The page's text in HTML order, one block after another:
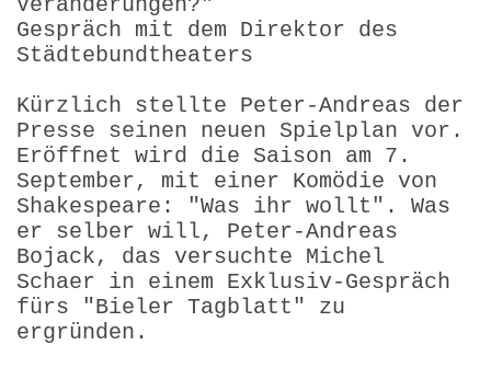
Gespräch mit dem Direktor des
Städtebundtheaters
Kürzlich stellte Peter-Andreas der
Presse seinen neuen Spielplan vor.
Eröffnet wird die Saison am 7.
September, mit einer Komödie von
Shakespeare: "Was ihr wollt". Was
er selber will, Peter-Andreas
Bojack, das versuchte Michel
Schaer in einem Exklusiv-Gespräch
fürs "Bieler Tagblatt" zu
ergründen.